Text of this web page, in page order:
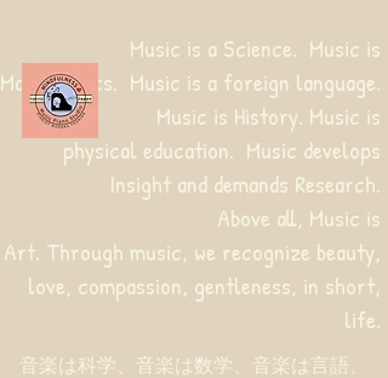
音楽は科学、音楽は数学、音楽は言語、
Music is a Science. Music is
Mathematics. Music is a foreign language.
Music is History. Music is
physical education. Music develops
Insight and demands Research.
Above all, Music is
Art. Through music, we recognize beauty,
love, compassion, gentleness, in short,
life.